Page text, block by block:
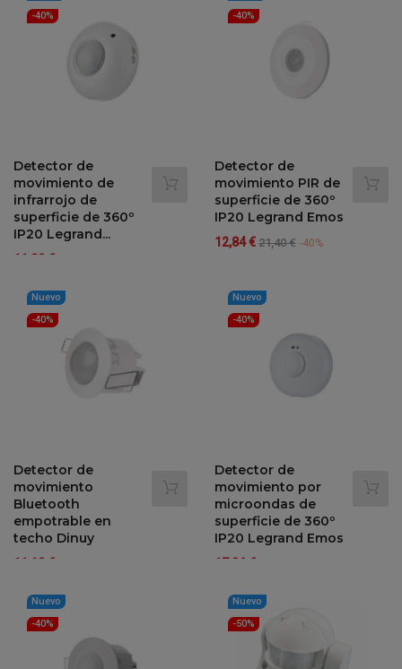
-40%
Detector de
movimiento de
infrarrojo de
superficie de 360º
IP20 Legrand...
Precio
11,80 €
-40%
Detector de
movimiento PIR de
superficie de 360º
IP20 Legrand Emos
Precio
12,84 €Precio
21,40 € -40%
-40%
Nuevo
Detector de
movimiento
Bluetooth
empotrable en
techo Dinuy
Precio
11,19 €
-40%
Nuevo
Detector de
movimiento por
microondas de
superficie de 360º
IP20 Legrand Emos
Precio
17,26 €
-40%
Nuevo
-50%
Nuevo